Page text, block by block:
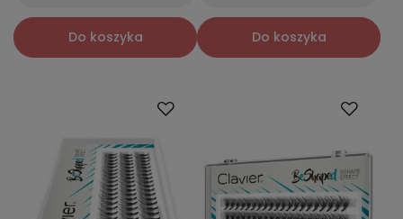
Do koszyka Do koszyka